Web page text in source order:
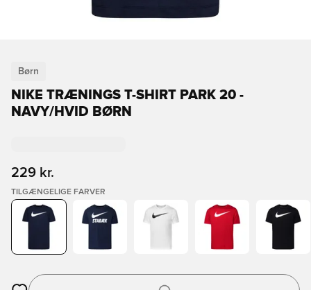
Børn
NIKE TRÆNINGS T-SHIRT PARK 20 -
NAVY/HVID BØRN
229 kr.
TILGÆNGELIGE FARVER